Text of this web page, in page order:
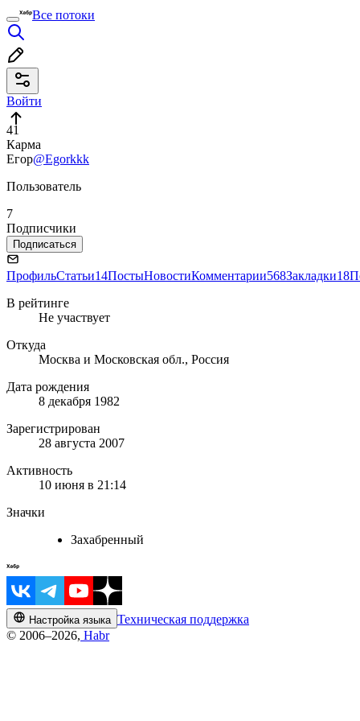
Все потоки
Войти
41
Карма
Егор@Egorkkk
Пользователь
7
Подписчики
Подписаться
ПрофильСтатьи14ПостыНовостиКомментарии568Закладки18
В рейтинге
Не участвует
Откуда
Москва и Московская обл., Россия
Дата рождения
8 декабря 1982
Зарегистрирован
28 августа 2007
Активность
10 июня в 21:14
Значки
Захабренный
Настройка языка Техническая поддержка
© 2006–2026, Habr